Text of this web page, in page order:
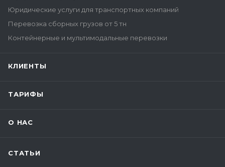
Юридические услуги для транспортных компаний
Перевозка сборных грузов от 5 тн
Контейнерные и мультимодальные перевозки
КЛИЕНТЫ
ТАРИФЫ
О НАС
СТАТЬИ